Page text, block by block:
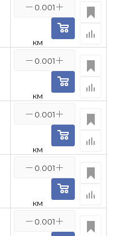
км
км
км
км